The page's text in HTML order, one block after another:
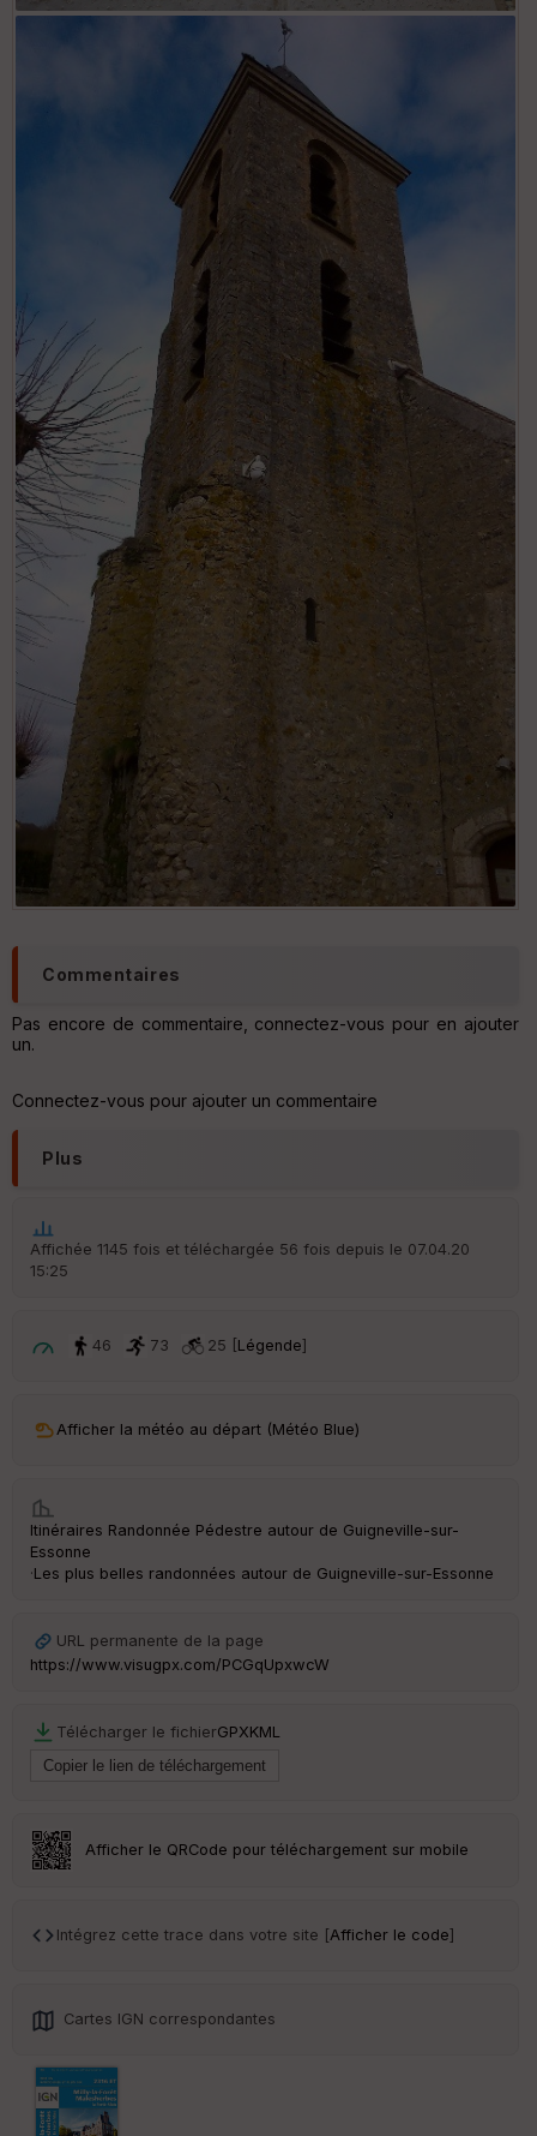
Commentaires
Pas encore de commentaire, connectez-vous pour en ajouter
un.
Connectez-vous pour ajouter un commentaire
Plus
Affichée 1145 fois et téléchargée 56 fois depuis le 07.04.20
15:25
46 73 25 [Légende]
Afficher la météo au départ (Météo Blue)
Itinéraires Randonnée Pédestre autour de Guigneville-sur-
Essonne
·Les plus belles randonnées autour de Guigneville-sur-Essonne
URL permanente de la page
https://www.visugpx.com/PCGqUpxwcW
Télécharger le fichierGPXKML
Afficher le QRCode pour téléchargement sur mobile
Intégrez cette trace dans votre site [Afficher le code]
Cartes IGN correspondantes